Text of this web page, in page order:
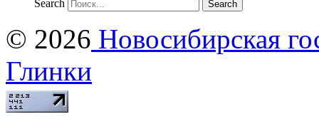
Search
© 2026 Новосибирская
Глинки